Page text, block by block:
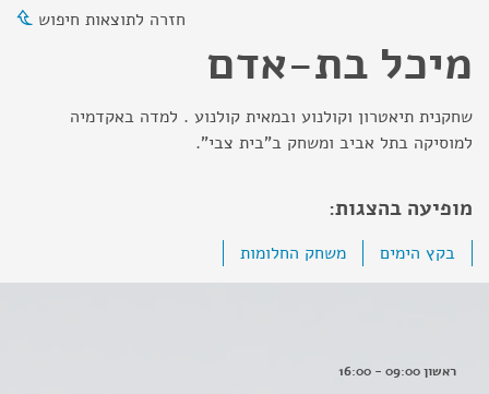
חזרה לתוצאות חיפוש
מיכל בת-אדם
שחקנית תיאטרון וקולנוע ובמאית קולנוע . למדה באקדמיה
למוסיקה בתל אביב ומשחק ב"בית צבי".
מופיעה בהצגות:
בקץ הימים משחק החלומות
ראשון 09:00 - 16:00